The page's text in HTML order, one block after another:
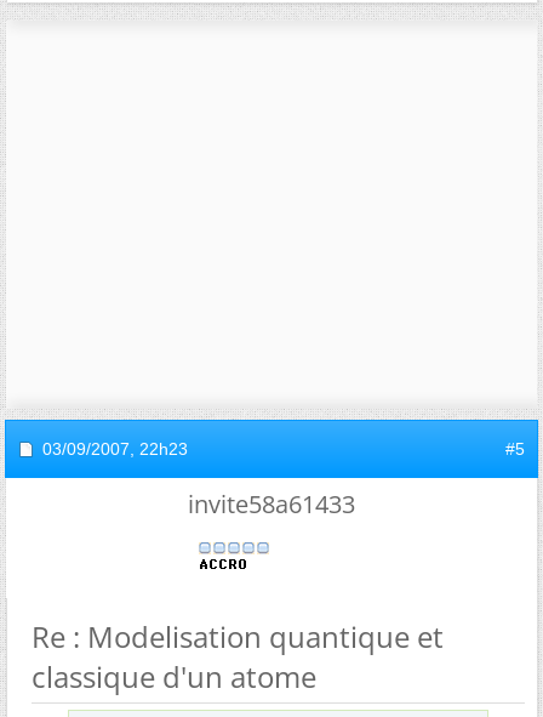
03/09/2007, 22h23 #5
invite58a61433
Re : Modelisation quantique et
classique d'un atome